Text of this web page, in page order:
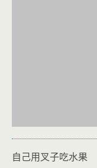
自己用叉子吃水果